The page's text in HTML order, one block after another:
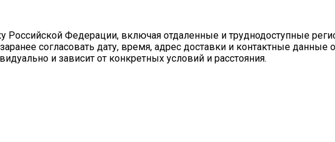
Российской Федерации, включая отдаленные и труднодоступные
согласовать дату, время, адрес доставки и контактные данные
и зависит от конкретных условий и расстояния.